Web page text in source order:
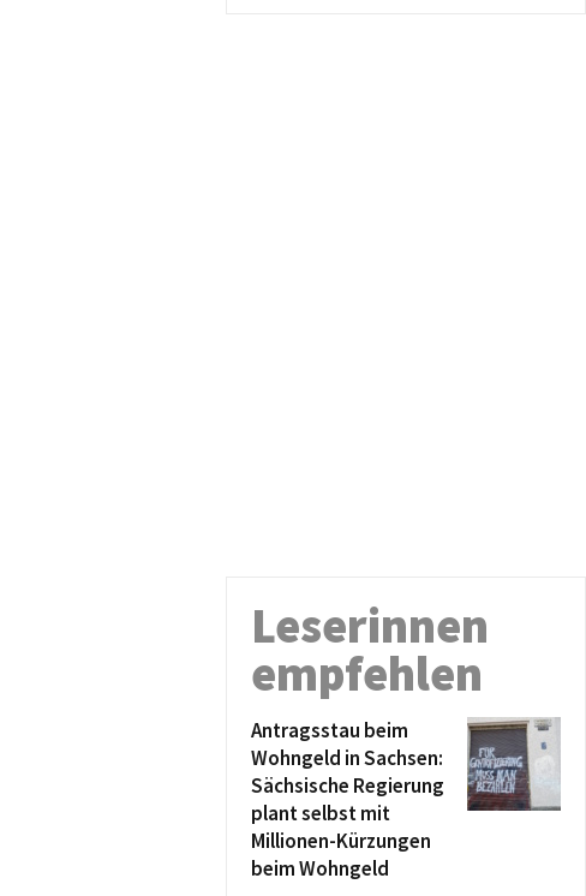
Leserinnen
empfehlen
Antragsstau beim
Wohngeld in Sachsen:
Sächsische Regierung
plant selbst mit
Millionen-Kürzungen
beim Wohngeld